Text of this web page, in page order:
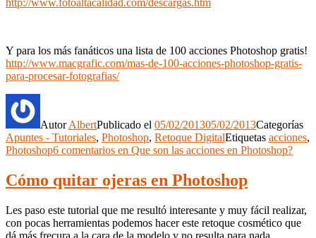
Y para los más fanáticos una lista de 100 acciones Photoshop gratis!
http://www.macgrafic.com/mas-de-100-acciones-photoshop-gratis-
para-procesar-fotografias/
AutorAlbertPublicado el 05/02/201305/02/2013Categorías
Apuntes - Tutoriales, Photoshop, Retoque DigitalEtiquetas acciones,
Photoshop6 comentarios en Que son las acciones en Photoshop?
Cómo quitar ojeras en Photoshop
Les paso este tutorial que me resultó interesante y muy fácil realizar,
con pocas herramientas podemos hacer este retoque cosmético que
dá más frecura a la cara de la modelo y no resulta para nada